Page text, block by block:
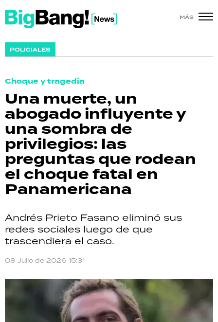
MÁS
POLICIALES
Choque y tragedia
Una muerte, un
abogado influyente y
una sombra de
privilegios: las
preguntas que rodean
el choque fatal en
Panamericana
Andrés Prieto Fasano eliminó sus
redes sociales luego de que
trascendiera el caso.
08 Julio de 2026 15:31
SHOW
ACTUALIDAD
POLICIALES
ECONOMÍA
GRAN HERMANO
SALUD
DEPORTES
TECNOLOGÍA
RECETAS
PALABRAS
HORÓSCOPO